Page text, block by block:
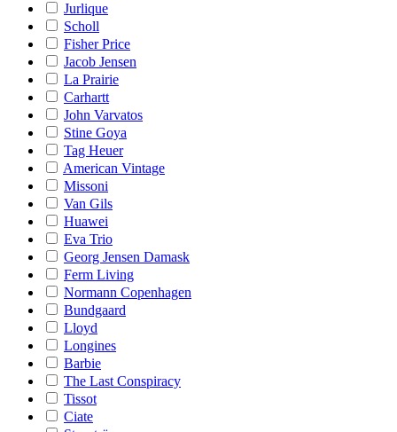
Jurlique
Scholl
Fisher Price
Jacob Jensen
La Prairie
Carhartt
John Varvatos
Stine Goya
Tag Heuer
American Vintage
Missoni
Van Gils
Huawei
Eva Trio
Georg Jensen Damask
Ferm Living
Normann Copenhagen
Bundgaard
Lloyd
Longines
Barbie
The Last Conspiracy
Tissot
Ciate